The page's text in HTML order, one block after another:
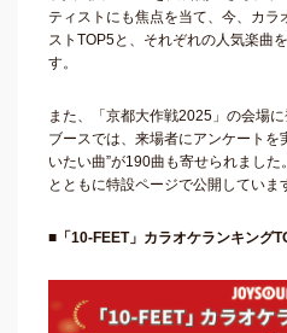
ティストにも焦点を当て、今、カラ
ストTOP5と、それぞれの人気楽曲
す。
また、「京都大作戦2025」の会場
ブースでは、来場者にアンケートを
いたい曲”が190曲も寄せられまし
とともに特設ページで公開していま
■「10-FEET」カラオケランキング